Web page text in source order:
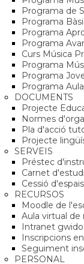
Programa de
Programa
Programa
Programa
Curs Música
Programa
Programa
Programa
DOCUMENTS
Projecte
Normes
Pla d'acció
Projecte
SERVEIS
Préstec
Carnet
Cessió d'espais
RECURSOS
Moodle de
Aula virtual de
Intranet gwido
Inscripcions
Seguiment
PERSONAL